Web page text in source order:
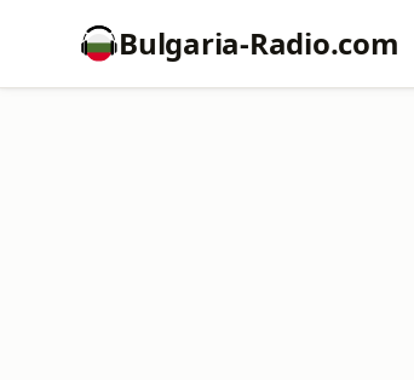
Bulgaria-Radio.com